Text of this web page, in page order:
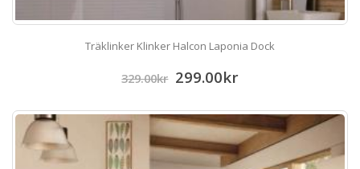
Träklinker Klinker Halcon Laponia Dock
329.00kr 299.00kr